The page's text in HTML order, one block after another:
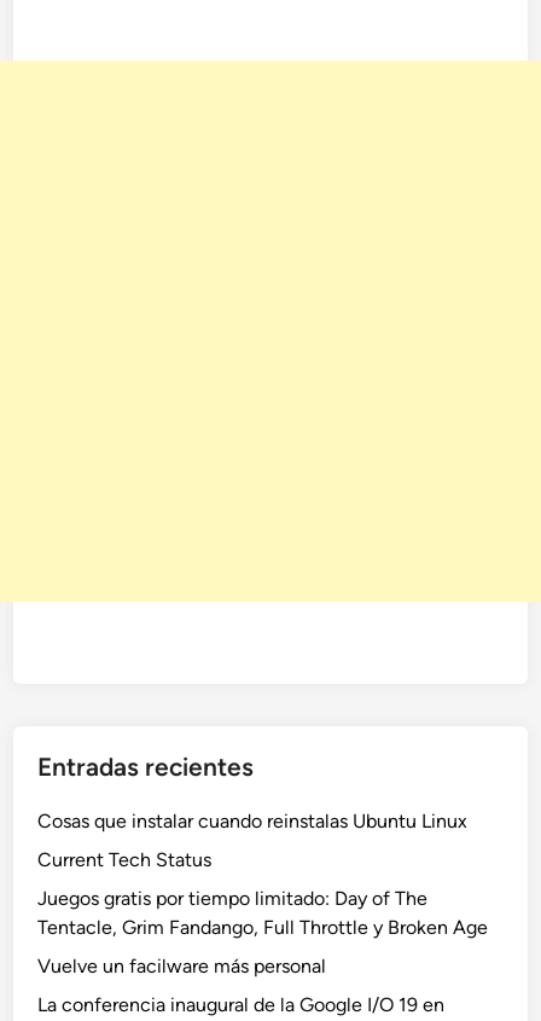
Entradas recientes
Cosas que instalar cuando reinstalas Ubuntu Linux
Current Tech Status
Juegos gratis por tiempo limitado: Day of The
Tentacle, Grim Fandango, Full Throttle y Broken Age
Vuelve un facilware más personal
La conferencia inaugural de la Google I/O 19 en